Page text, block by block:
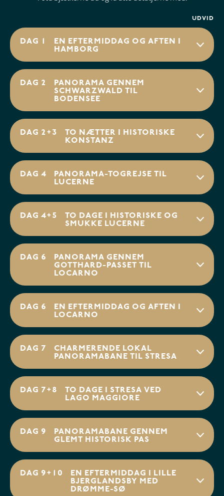
UDVID
DAG 1
EN EFTERMIDDAG OG AFTEN I
HAMBORG
DAG 2
PANORAMA GENNEM
SCHWARZWALD TIL
BODENSEE
DAG 2+3
TO NÆTTER I HISTORISKE
KONSTANZ
DAG 4
PANORAMA-TOGREJSE TIL
LUCERNE
DAG 4+5
TO DAGE I HISTORISKE OG
SMUKKE LUCERNE
DAG 6
PANORAMA GENNEM
GOTTHARD-PASSET TIL
LOCARNO
DAG 6
EN EFTERMIDDAG OG AFTEN I
LOCARNO
DAG 7
CHARMERENDE LOKAL
PANORAMABANE TIL STRESA
DAG 7+8
TO DAGE I STRESA VED
LAGO MAGGIORE
DAG 9
PANORAMABANE GENNEM
GLEMT HISTORISK PAS
DAG 9+10
EN EFTERMIDDAG I LILLE
BJERGLANDSBY MED
DRØMME-SØ